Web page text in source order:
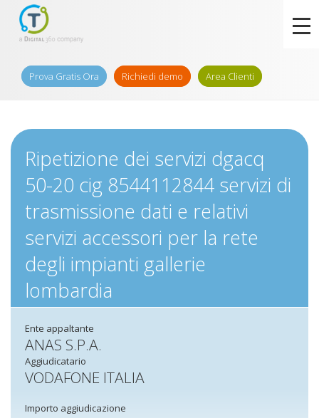
Prova Gratis Ora Richiedi demo Area Clienti
Ripetizione dei servizi dgacq
50-20 cig 8544112844 servizi di
trasmissione dati e relativi
servizi accessori per la rete
degli impianti gallerie
lombardia
Ente appaltante
ANAS S.P.A.
Aggiudicatario
VODAFONE ITALIA
Importo aggiudicazione